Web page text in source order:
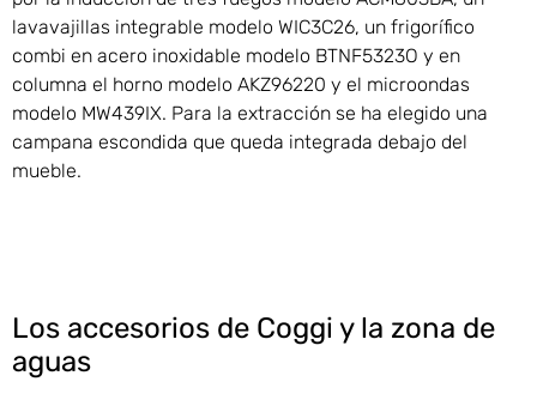
lavavajillas integrable modelo WIC3C26, un frigorífico
combi en acero inoxidable modelo BTNF5323O y en
columna el horno modelo AKZ96220 y el microondas
modelo MW439IX. Para la extracción se ha elegido una
campana escondida que queda integrada debajo del
mueble.
Los accesorios de Coggi y la zona de
aguas